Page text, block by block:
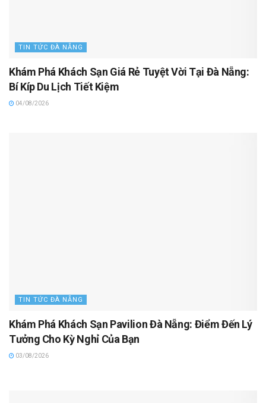
TIN TỨC ĐÀ NẴNG
Khám Phá Khách Sạn Giá Rẻ Tuyệt Vời Tại Đà Nẵng:
Bí Kíp Du Lịch Tiết Kiệm
04/08/2026
TIN TỨC ĐÀ NẴNG
Khám Phá Khách Sạn Pavilion Đà Nẵng: Điểm Đến Lý
Tưởng Cho Kỳ Nghỉ Của Bạn
03/08/2026